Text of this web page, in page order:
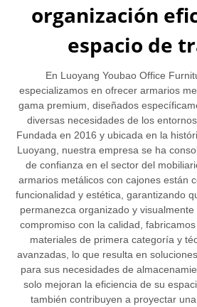
organización
espacio de
En Luoyang Youbao Office
especializamos en ofrecer armarios
gama premium, diseñados
diversas necesidades de los
Fundada en 2016 y ubicada en la
Luoyang, nuestra empresa se ha
de confianza en el sector del
armarios metálicos con cajones están
funcionalidad y estética, garantizando
permanezca organizado y
compromiso con la calidad,
materiales de primera categoría y
avanzadas, lo que resulta en
para sus necesidades de
solo mejoran la eficiencia de su
también contribuyen a proyectar